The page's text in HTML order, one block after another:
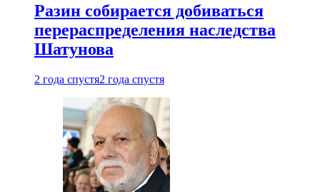
Разин собирается добиваться
перераспределения наследства
Шатунова
2 года спустя2 года спустя